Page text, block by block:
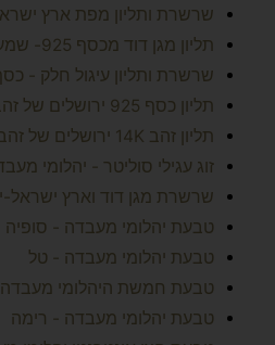
שרשרת ותליון מפת ארץ ישראל
תליון מגן דוד מכסף 925- שמע ישראל
שרשרת ותליון עיגול חלק - כסף
תליון כסף 925 ירושלים של זהב - הכותל המערבי
תליון זהב 14K ירושלים של זהב - הכותל המערבי
זוג עגילי סוליטר - יהלומי
שרשרת מגן דוד וארץ ישראל-
טבעת יהלומי מעבדה - סופיה
טבעת יהלומי מעבדה - טל
טבעת חמשת היהלומי מעבדה
טבעת יהלומי מעבדה - רימה